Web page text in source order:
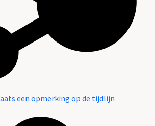
een opmerking op de tijdlijn